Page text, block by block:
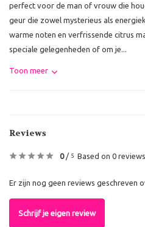
perfect voor de man of vrouw die
geur die zowel mysterieus als
warme noten en verfrissende citrus
speciale gelegenheden of om je...
Toon meer
Reviews
0/ 5 Based on 0 reviews
Er zijn nog geen reviews geschreven
Schrijf je eigen review